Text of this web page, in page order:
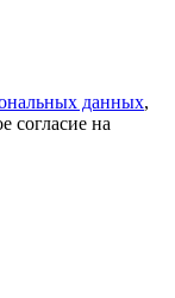
данных,
согласие на